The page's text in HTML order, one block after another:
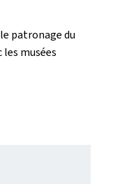
patronage du
musées